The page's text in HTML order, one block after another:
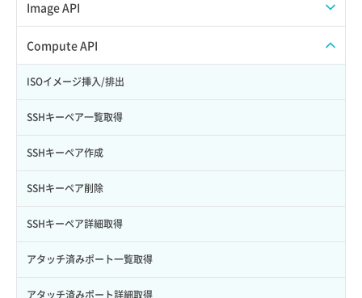
Credential作成
Credential削除
Credential詳細取得
サブユーザーからロールを紐づけ解除
サブユーザーにロールを紐づけ
サブユーザー一覧取得
サブユーザー作成
サブユーザー削除
サブユーザー更新
スナップショット一覧取得
スナップショット作成
スナップショット削除
スナップショット復元
スナップショット詳細一覧取得
スナップショット詳細取得（アイテム指定）
バックアップリストア
バックアップ一覧取得
バックアップ詳細一覧取得
Image API
ISOイメージアップロード
ISOイメージ作成
イメージ一覧取得
イメージ保存使用量取得
イメージ保存容量取得
イメージ保存容量変更
イメージ削除
イメージ詳細取得
Compute API
ISOイメージ挿入/排出
SSHキーペア一覧取得
SSHキーペア作成
SSHキーペア削除
SSHキーペア詳細取得
アタッチ済みポート一覧取得
アタッチ済みポート詳細取得